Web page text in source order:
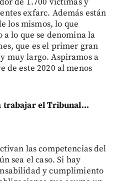
exfarc. Además están
los mismos, lo que
lo que se denomina la
que es el primer gran
muy largo. Aspiramos a
de este 2020 al menos
trabajar el Tribunal...
las competencias del
sea el caso. Si hay
y cumplimiento